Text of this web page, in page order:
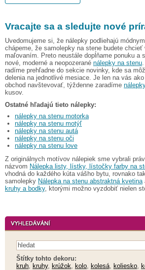
Vracajte sa a sledujte nové
Uvedomujeme si, že nálepky podliehajú
chápeme, že samolepky na stene budete
maľovaním. Preto neustále dopĺňame ponuku a
nové, moderné a neopozerané nálepky na stenu
radíme prehľadne do sekcie novinky, kde sa
delenia na jednotlivé mesiace. Je len na vás
obchod navštevovať, týždenne zaradíme
kusov.
Ostatné hľadajú tieto nálepky:
nálepky na stenu motorka
nálepky na stenu motýľ
nálepky na stenu autá
nálepky na stenu oči
nálepky na stenu love
Z originálnych motívov nálepiek sme vybrali
názvom Nálepka listy, lístky, lístočky farby na
vhodná do každého kúta vášho bytu, rovnako
samolepky Nálepka na stenu abstraktná kvetina
kruhy a bodky, ktorými možno vyzdobiť nielen
Štítky tohto dekoru:
kruh
kruhy, krúžok kolo kolesá koliesko